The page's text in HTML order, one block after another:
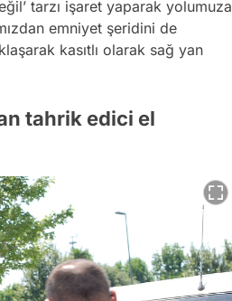
tarzı işaret yaparak yolumuza
emniyet şeridini de
kasıtlı olarak sağ yan
tahrik edici el